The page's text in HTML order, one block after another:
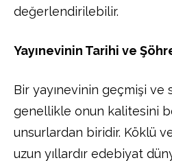
değerlendirilebilir.
Yayınevinin Tarihi ve
Bir yayınevinin geçmişi ve
genellikle onun kalitesini
unsurlardan biridir. Köklü
uzun yıllardır edebiyat